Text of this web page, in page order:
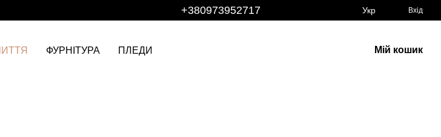
+380973952717 Укр Вхід
ФУРНІТУРА ПЛЕДИ Мій кошик